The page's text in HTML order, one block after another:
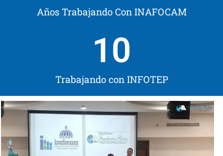
Años Trabajando Con INAFOCAM
Trabajando con INFOTEP
10